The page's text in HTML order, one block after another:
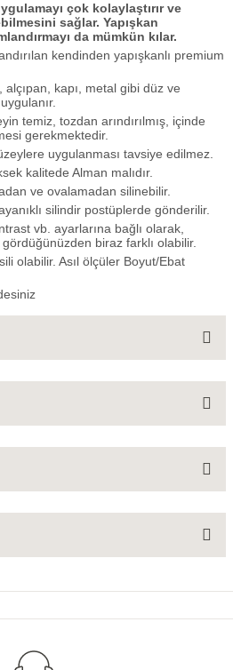
çok kolaylaştırır ve
sağlar. Yapışkan
da mümkün kılar.
kendinden yapışkanlı premium
kapı, metal gibi düz ve
temiz, tozdan arındırılmış, içinde
gerekmektedir.
uygulanması tavsiye edilmez.
kalitede Alman malıdır.
ve ovalamadan silinebilir.
silindir postüplerde gönderilir.
vb. ayarlarına bağlı olarak,
biraz farklı olabilir.
olabilir. Asıl ölçüler Boyut/Ebat
henüz soru sorulmamış.
formunu kullanarak tarafımıza
ederiz.